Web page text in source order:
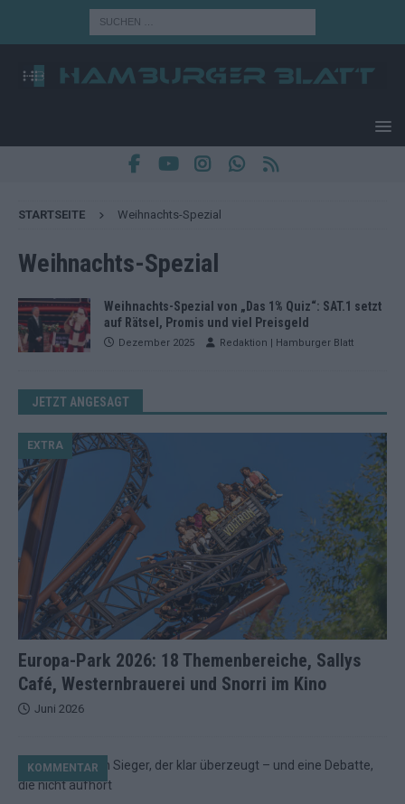
STARTSEITE Weihnachts-Spezial
Weihnachts-Spezial
Weihnachts-Spezial von „Das 1% Quiz“: SAT.1 setzt
auf Rätsel, Promis und viel Preisgeld
Dezember 2025 Redaktion | Hamburger Blatt
JETZT ANGESAGT
Europa-Park 2026: 18 Themenbereiche, Sallys
Café, Westernbrauerei und Snorri im Kino
EXTRA
Juni 2026
KOMMENTAR